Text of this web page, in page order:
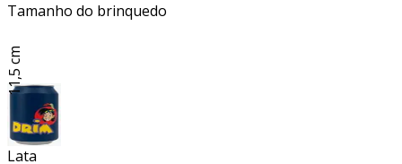
Tamanho do brinquedo
11,5 cm
Lata